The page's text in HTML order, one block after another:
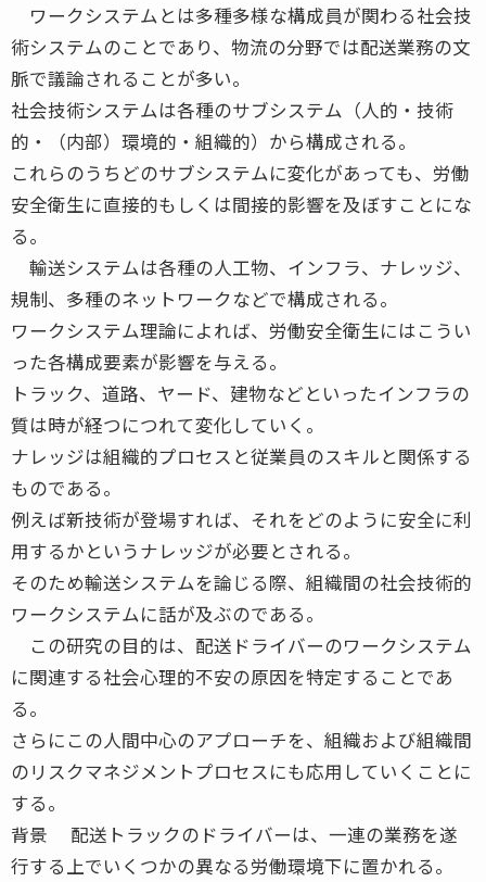
ワークシステムとは多種多様な構成員が関わる社会技
術システムのことであり、物流の分野では配送業務の文
脈で議論されることが多い。
社会技術システムは各種のサブシステム（人的・技術
的・（内部）環境的・組織的）から構成される。
これらのうちどのサブシステムに変化があっても、労働
安全衛生に直接的もしくは間接的影響を及ぼすことにな
る。
輸送システムは各種の人工物、インフラ、ナレッジ、
規制、多種のネットワークなどで構成される。
ワークシステム理論によれば、労働安全衛生にはこうい
った各構成要素が影響を与える。
トラック、道路、ヤード、建物などといったインフラの
質は時が経つにつれて変化していく。
ナレッジは組織的プロセスと従業員のスキルと関係する
ものである。
例えば新技術が登場すれば、それをどのように安全に利
用するかというナレッジが必要とされる。
そのため輸送システムを論じる際、組織間の社会技術的
ワークシステムに話が及ぶのである。
この研究の目的は、配送ドライバーのワークシステム
に関連する社会心理的不安の原因を特定することであ
る。
さらにこの人間中心のアプローチを、組織および組織間
のリスクマネジメントプロセスにも応用していくことに
する。
背景 配送トラックのドライバーは、一連の業務を遂
行する上でいくつかの異なる労働環境下に置かれる。